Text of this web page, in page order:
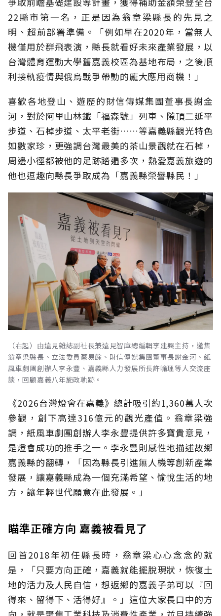
22縣市第一名，正是因為翁章梁縣長的先見之
明、超前部署準備。「例如早在2020年，當無人
機僅用於群飛表演，縣長就看好未來產業發展，以
台灣體育運動大學舊嘉義校區為基地布局，之後順
利接軌疫情與俄烏戰爭帶動的龐大應用商機！」
喜歡各地登山、遊歷的財信傳媒集團董事長謝金
河，對於阿里山林鐵「福森號」列車、隙頂二延平
步道、石棹步道、太平老街……等嘉義縣觀光特色
如數家珍，更強調台灣最美的茶山景觀就在石棹，
周邊小徑都被他的足跡踏遍多次，熱愛嘉義旅遊的
他也逗趣向縣長爭取成為「嘉義縣榮譽縣民！」
（右起）由遠見雜誌副社長兼遠見智庫總編輯李建興主持，邀集
翁章梁縣長、立法委員蔡易餘、財信傳媒集團董事長謝金河、紙
風車劇團創辦人李永豐、嘉義縣人力發展所長許喻理等人交流座
談，回顧嘉義八年施政軌跡。
《2026台灣燈會在嘉義》總計吸引約1,360萬人次
參觀，創下高達316億元的觀光產值。翁章梁強
調，紙風車劇團創辦人李永豐提供許多寶貴意見，
是燈會成功的推手之一。李永豐則感性地描述故鄉
嘉義縣的翻轉，「因為縣長引進無人機等創新產業
發展，讓嘉義縣成為一個充滿希望、愉悅生活的地
方，讓年輕世代願意在此發展。」
瞄準正確方向 嘉義被看見了
回首2018年初任縣長時，翁章梁心心念念的就
是，「只要方向正確，嘉義就能擺脫現狀，恢復土
地的活力及人民自信，想返鄉的嘉義子弟可以『回
得來、留得下、活得好』。」這位大家長口中的方